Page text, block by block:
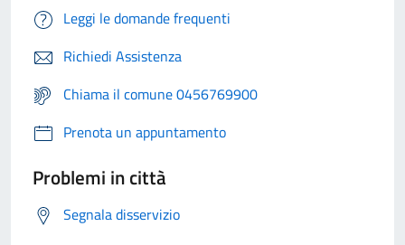
Leggi le domande frequenti
Richiedi Assistenza
Chiama il comune 0456769900
Prenota un appuntamento
Problemi in città
Segnala disservizio